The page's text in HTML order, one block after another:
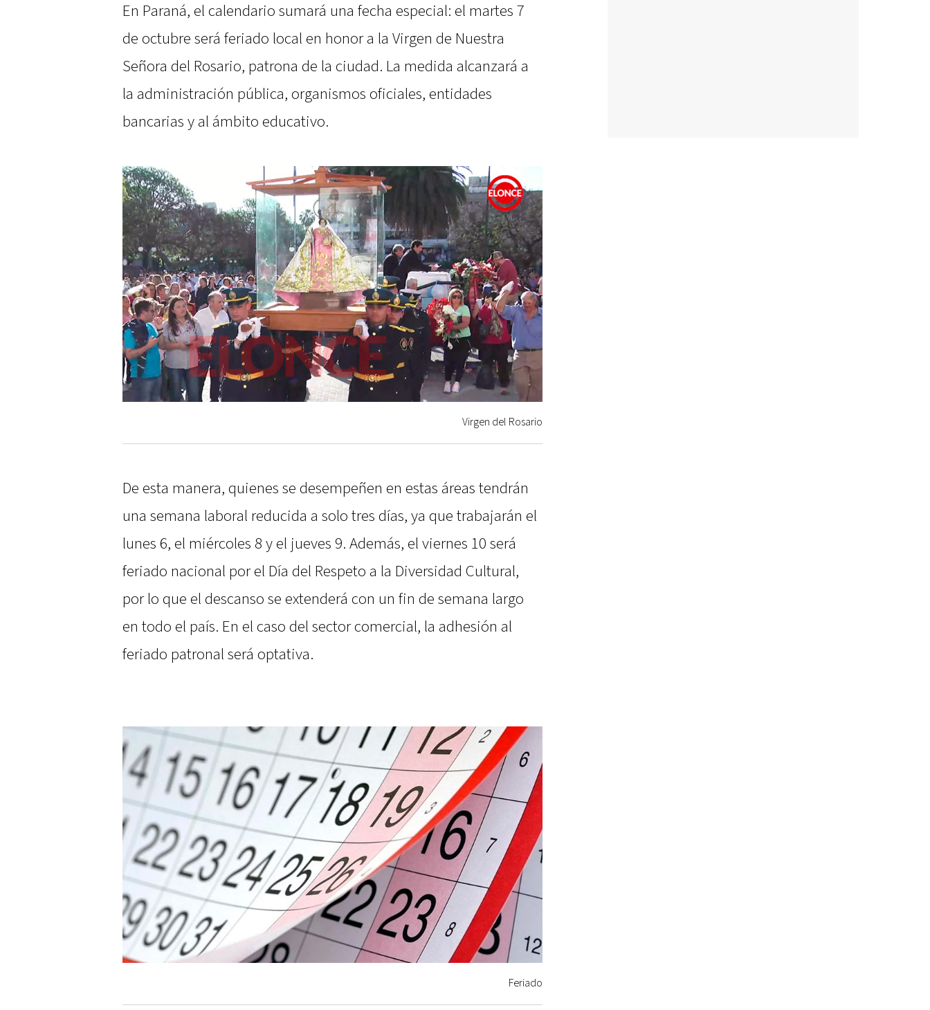
En Paraná, el calendario sumará una fecha especial: el martes 7
de octubre será feriado local en honor a la Virgen de Nuestra
Señora del Rosario, patrona de la ciudad. La medida alcanzará a
la administración pública, organismos oficiales, entidades
bancarias y al ámbito educativo.
Virgen del Rosario
De esta manera, quienes se desempeñen en estas áreas tendrán
una semana laboral reducida a solo tres días, ya que trabajarán el
lunes 6, el miércoles 8 y el jueves 9. Además, el viernes 10 será
feriado nacional por el Día del Respeto a la Diversidad Cultural,
por lo que el descanso se extenderá con un fin de semana largo
en todo el país. En el caso del sector comercial, la adhesión al
feriado patronal será optativa.
Feriado